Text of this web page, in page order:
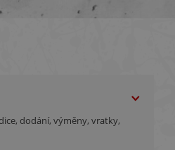
dodání, výměny, vratky,